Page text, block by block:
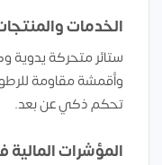
الخدمات
ستائر متحركة يدوية
وأقمشة مقاومة
تحكم ذكي عن بعد.
المؤشرات